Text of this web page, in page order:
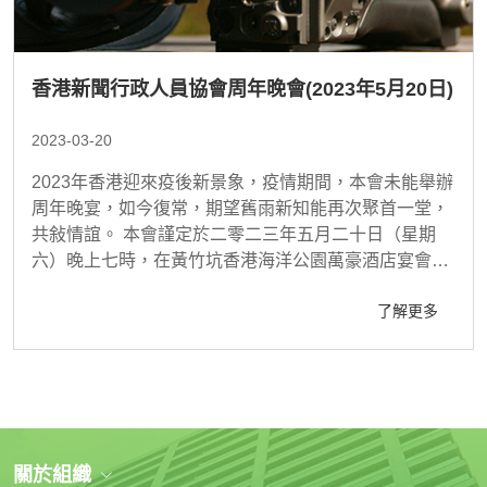
香港新聞行政人員協會周年晚會(2023年5月20日)
2023-03-20
2023年香港迎來疫後新景象，疫情期間，本會未能舉辦
周年晚宴，如今復常，期望舊雨新知能再次聚首一堂，
共敍情誼。 本會謹定於二零二三年五月二十日（星期
六）晚上七時，在黃竹坑香港海洋公園萬豪酒店宴會廳
了解更多
關於組織